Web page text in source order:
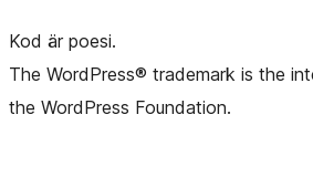
Kod är poesi.
The WordPress® trademark is the
the WordPress Foundation.